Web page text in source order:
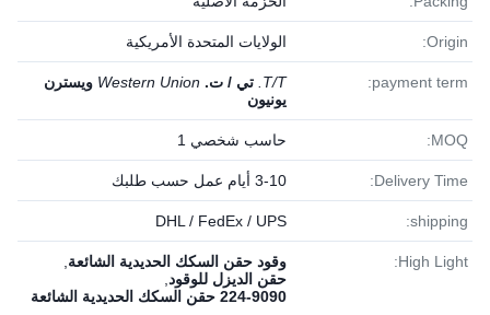
Origin: الولايات المتحدة الأمريكية
payment term:
T/T. تي / ت. Western Union ويسترن
يونيون
MOQ: حاسب شخصي 1
Delivery Time: 3-10 أيام عمل حسب طلبك
shipping:
DHL / FedEx / UPS
High Light: وقود حقن السكك الحديدية الشائعة
حقن الديزل للوقود
224-9090 حقن السكك الحديدية الشائعة